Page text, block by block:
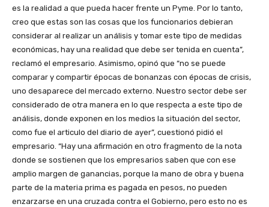
es la realidad a que pueda hacer frente un Pyme. Por lo tanto,
creo que estas son las cosas que los funcionarios debieran
considerar al realizar un análisis y tomar este tipo de medidas
económicas, hay una realidad que debe ser tenida en cuenta”,
reclamó el empresario. Asimismo, opinó que “no se puede
comparar y compartir épocas de bonanzas con épocas de crisis,
uno desaparece del mercado externo. Nuestro sector debe ser
considerado de otra manera en lo que respecta a este tipo de
análisis, donde exponen en los medios la situación del sector,
como fue el articulo del diario de ayer”, cuestionó pidió el
empresario. “Hay una afirmación en otro fragmento de la nota
donde se sostienen que los empresarios saben que con ese
amplio margen de ganancias, porque la mano de obra y buena
parte de la materia prima es pagada en pesos, no pueden
enzarzarse en una cruzada contra el Gobierno, pero esto no es